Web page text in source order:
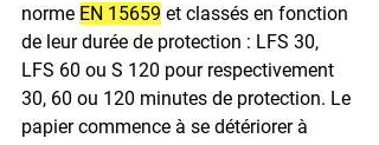
norme EN 15659 et classés en fonction
de leur durée de protection : LFS 30,
LFS 60 ou S 120 pour respectivement
30, 60 ou 120 minutes de protection. Le
papier commence à se détériorer à